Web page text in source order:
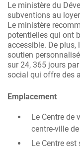
Le ministère du
subventions au
Le ministère
potentielles qui ont
accessible. De plus,
soutien
sur 24, 365 jours
social qui offre des
Emplacement
Le Centre de
centre-ville
Le Centre est